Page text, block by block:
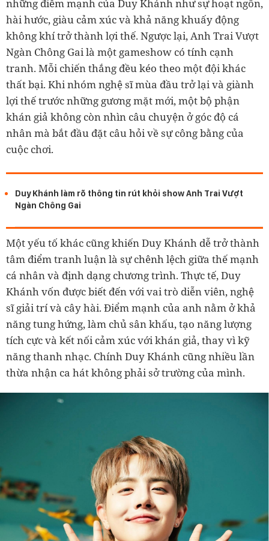
những điểm mạnh của Duy Khánh như sự hoạt ngôn,
hài hước, giàu cảm xúc và khả năng khuấy động
không khí trở thành lợi thế. Ngược lại, Anh Trai Vượt
Ngàn Chông Gai là một gameshow có tính cạnh
tranh. Mỗi chiến thắng đều kéo theo một đội khác
thất bại. Khi nhóm nghệ sĩ mùa đầu trở lại và giành
lợi thế trước những gương mặt mới, một bộ phận
khán giả không còn nhìn câu chuyện ở góc độ cá
nhân mà bắt đầu đặt câu hỏi về sự công bằng của
cuộc chơi.
Duy Khánh làm rõ thông tin rút khỏi show Anh Trai Vượt
Ngàn Chông Gai
Một yếu tố khác cũng khiến Duy Khánh dễ trở thành
tâm điểm tranh luận là sự chênh lệch giữa thế mạnh
cá nhân và định dạng chương trình. Thực tế, Duy
Khánh vốn được biết đến với vai trò diễn viên, nghệ
sĩ giải trí và cây hài. Điểm mạnh của anh nằm ở khả
năng tung hứng, làm chủ sân khấu, tạo năng lượng
tích cực và kết nối cảm xúc với khán giả, thay vì kỹ
năng thanh nhạc. Chính Duy Khánh cũng nhiều lần
thừa nhận ca hát không phải sở trường của mình.